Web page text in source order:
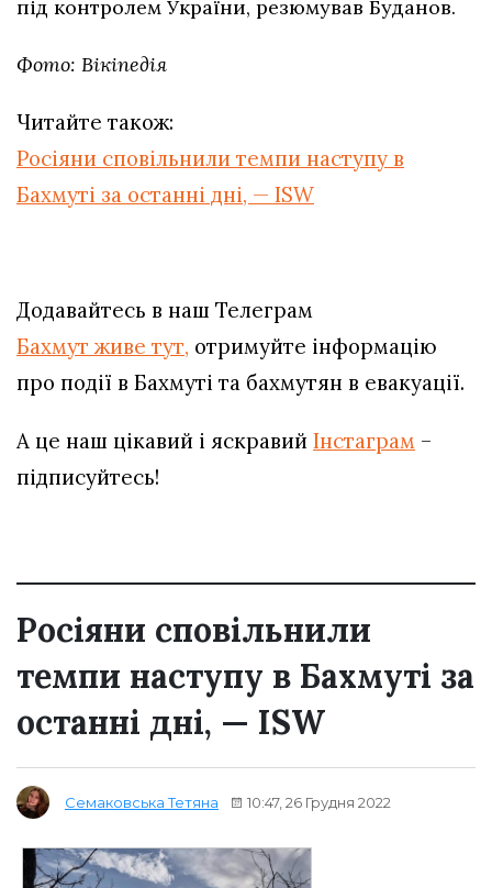
під контролем України, резюмував Буданов.
Фото: Вікіпедія
Читайте також:
Росіяни сповільнили темпи наступу в
Бахмуті за останні дні, — ISW
Додавайтесь в наш Телеграм
Бахмут живе тут, отримуйте інформацію
про події в Бахмуті та бахмутян в евакуації.
А це наш цікавий і яскравий Інстаграм –
підписуйтесь!
Росіяни сповільнили
темпи наступу в Бахмуті за
останні дні, — ISW
Семаковська Тетяна 10:47, 26 Грудня 2022